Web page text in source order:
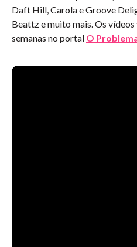
Daft Hill, Carola e Groove
Beattz e muito mais. Os vídeos
semanas no portal O